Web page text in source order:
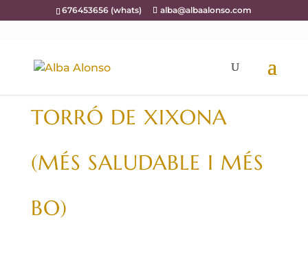
676453656 (whats) alba@albaalonso.com
TORRÓ DE XIXONA
(MÉS SALUDABLE I MÉS
BO)